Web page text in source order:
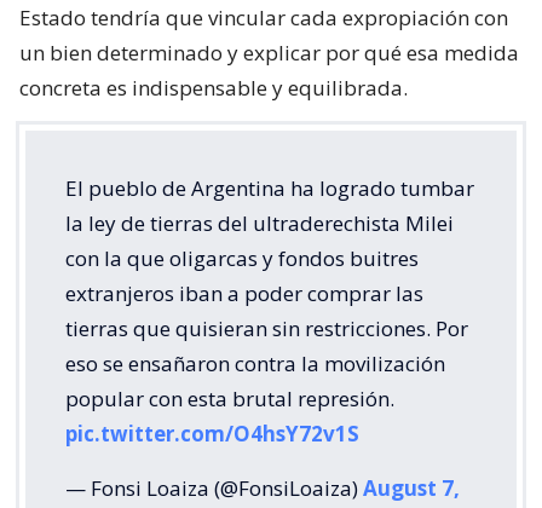
Estado tendría que vincular cada expropiación con
un bien determinado y explicar por qué esa medida
concreta es indispensable y equilibrada.
El pueblo de Argentina ha logrado tumbar
la ley de tierras del ultraderechista Milei
con la que oligarcas y fondos buitres
extranjeros iban a poder comprar las
tierras que quisieran sin restricciones. Por
eso se ensañaron contra la movilización
popular con esta brutal represión.
pic.twitter.com/O4hsY72v1S
— Fonsi Loaiza (@FonsiLoaiza)August 7,